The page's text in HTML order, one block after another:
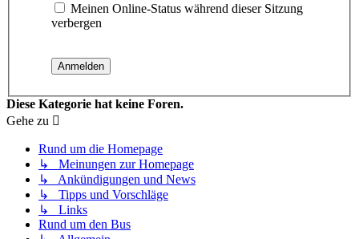
Meinen Online-Status während dieser Sitzung
verbergen
Diese Kategorie hat keine Foren.
Gehe zu
Rund um die Homepage
↳ Meinungen zur Homepage
↳ Ankündigungen und News
↳ Tipps und Vorschläge
↳ Links
Rund um den Bus